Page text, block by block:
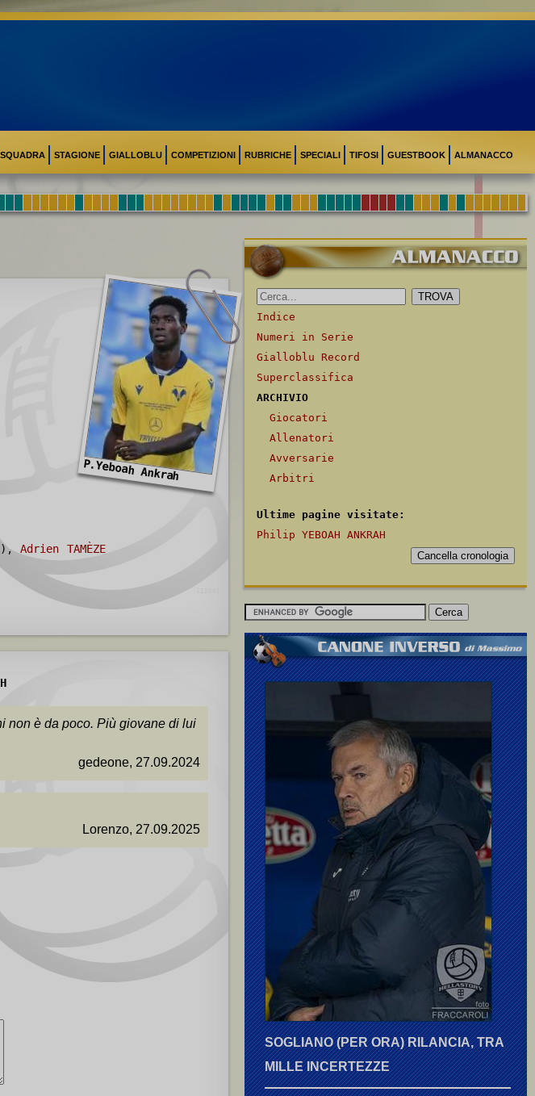
SQUADRA STAGIONE GIALLOBLU COMPETIZIONI RUBRICHE SPECIALI TIFOSI GUESTBOOK ALMANACCO
P.Yeboah Ankrah
Adrien TAMÈZE
non è da poco. Più giovane di lui
gedeone, 27.09.2024
Lorenzo, 27.09.2025
Indice
Numeri in Serie
Gialloblu Record
Superclassifica
ARCHIVIO
Giocatori
Allenatori
Avversarie
Arbitri
Ultime pagine visitate:
Philip YEBOAH ANKRAH
SOGLIANO (PER ORA) RILANCIA, TRA
MILLE INCERTEZZE